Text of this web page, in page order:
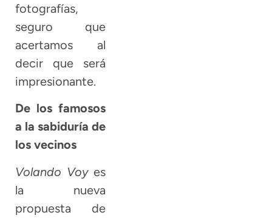
fotografías,
seguro que
acertamos al
decir que será
impresionante.
De los famosos
a la sabiduría de
los vecinos
Volando Voyes
la nueva
propuesta de